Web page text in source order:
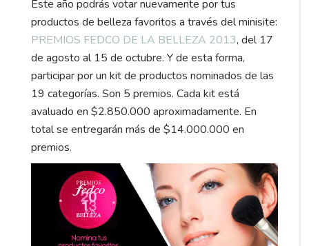
Este año podrás votar nuevamente por tus
productos de belleza favoritos a través del minisite:
PREMIOS FEDCO DE LA BELLEZA 2013, del 17
de agosto al 15 de octubre. Y de esta forma,
participar por un kit de productos nominados de las
19 categorías. Son 5 premios. Cada kit está
avaluado en $2.850.000 aproximadamente. En
total se entregarán más de $14.000.000 en
premios.